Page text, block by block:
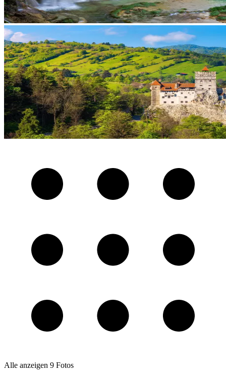
Alle anzeigen 9 Fotos